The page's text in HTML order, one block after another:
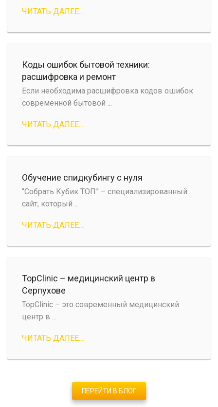
ЧИТАТЬ ДАЛЕЕ...
Коды ошибок бытовой техники:
расшифровка и ремонт
Если необходима расшифровка кодов ошибок
современной бытовой ...
ЧИТАТЬ ДАЛЕЕ...
Обучение спидкубингу с нуля
“Собрать Кубик ТОП” – специализированный
сайт, который ...
ЧИТАТЬ ДАЛЕЕ...
TopClinic – медицинский центр в
Серпухове
TopClinic – это современный медицинский
центр в ...
ЧИТАТЬ ДАЛЕЕ...
ПЕРЕЙТИ В БЛОГ